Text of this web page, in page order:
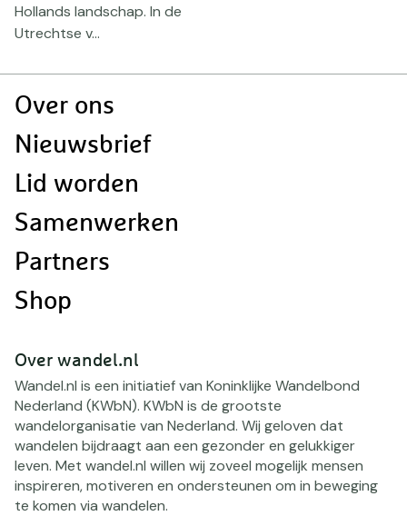
Hollands landschap. In de
Utrechtse v...
Doormat
Over ons
Nieuwsbrief
Lid worden
Samenwerken
Partners
Shop
Over wandel.nl
Wandel.nl is een initiatief van Koninklijke Wandelbond
Nederland (KWbN). KWbN is de grootste
wandelorganisatie van Nederland. Wij geloven dat
wandelen bijdraagt aan een gezonder en gelukkiger
leven. Met wandel.nl willen wij zoveel mogelijk mensen
inspireren, motiveren en ondersteunen om in beweging
te komen via wandelen.